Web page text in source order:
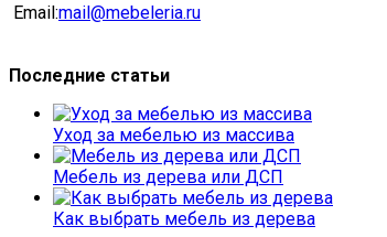
Email:mail@mebeleria.ru
Последние статьи
Уход за мебелью из массива
Мебель из дерева или ДСП
Как выбрать мебель из дерева